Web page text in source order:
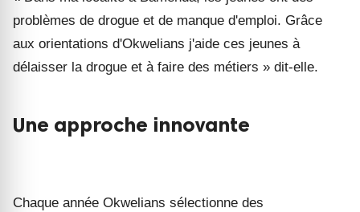
problèmes de drogue et de manque d'emploi. Grâce
aux orientations d'Okwelians j'aide ces jeunes à
délaisser la drogue et à faire des métiers » dit-elle.
Une approche innovante
Chaque année Okwelians sélectionne des